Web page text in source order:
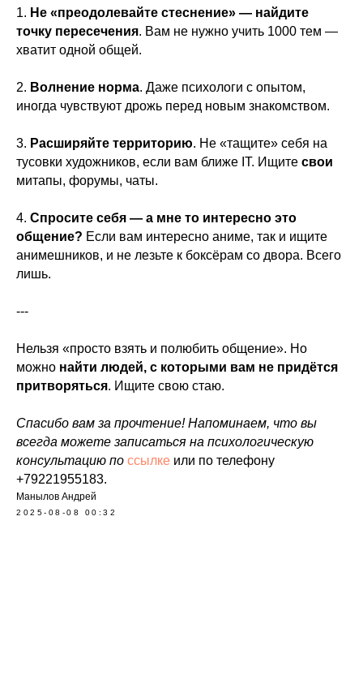
1. Не «преодолевайте стеснение» — найдите
точку пересечения. Вам не нужно учить 1000 тем —
хватит одной общей.
2. Волнение норма. Даже психологи с опытом,
иногда чувствуют дрожь перед новым знакомством.
3. Расширяйте территорию. Не «тащите» себя на
тусовки художников, если вам ближе IT. Ищите свои
митапы, форумы, чаты.
4. Спросите себя — а мне то интересно это
общение? Если вам интересно аниме, так и ищите
анимешников, и не лезьте к боксёрам со двора. Всего
лишь.
---
Нельзя «просто взять и полюбить общение». Но
можно найти людей, с которыми вам не придётся
притворяться. Ищите свою стаю.
Спасибо вам за прочтение! Напоминаем, что вы
всегда можете записаться на психологическую
консультацию по ссылке или по телефону
+79221955183.
Манылов Андрей
2025-08-08 00:32